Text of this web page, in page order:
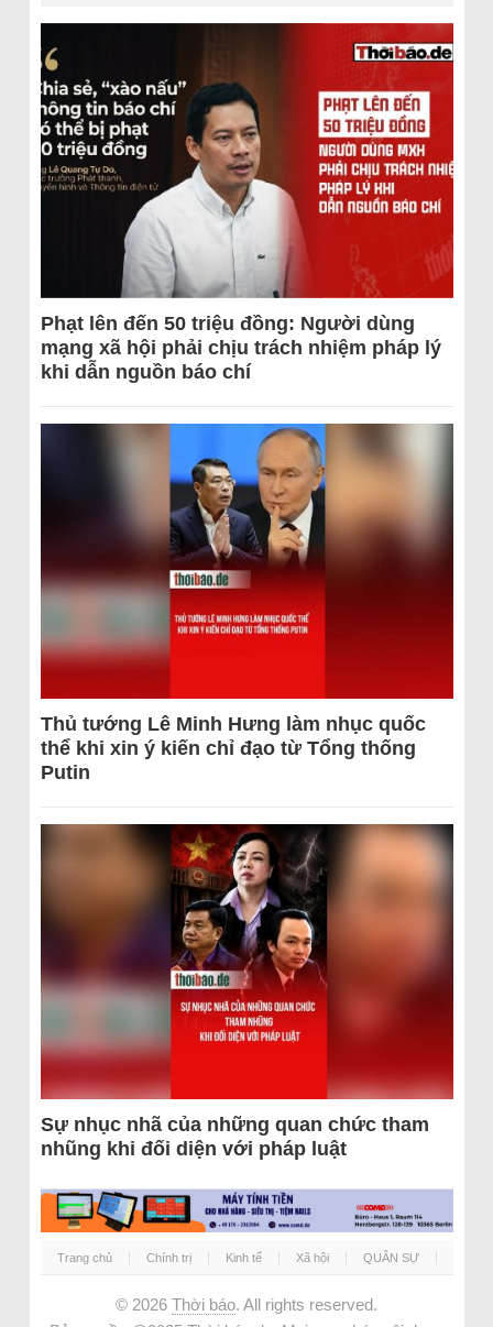
Phạt lên đến 50 triệu đồng: Người dùng
mạng xã hội phải chịu trách nhiệm pháp lý
khi dẫn nguồn báo chí
Thủ tướng Lê Minh Hưng làm nhục quốc
thể khi xin ý kiến chỉ đạo từ Tổng thống
Putin
Sự nhục nhã của những quan chức tham
nhũng khi đối diện với pháp luật
Trang chủ Chính trị Kinh tế Xã hội QUÂN SỰ
© 2026 Thời báo. All rights reserved.